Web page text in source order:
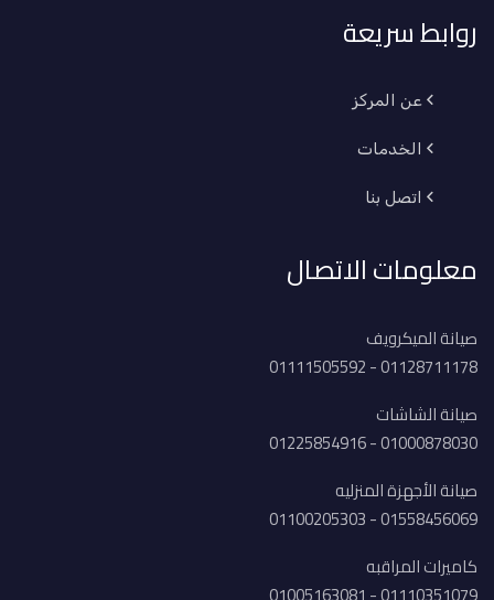
روابط سريعة
عن المركز
الخدمات
اتصل بنا
معلومات الاتصال
صيانة الميكرويف
01128711178 - 01111505592
صيانة الشاشات
01000878030 - 01225854916
صيانة الأجهزة المنزليه
01558456069 - 01100205303
كاميرات المراقبه